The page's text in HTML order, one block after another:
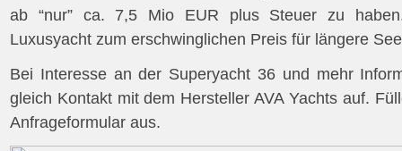
ab “nur” ca. 7,5 Mio EUR plus Steuer zu
Luxusyacht zum erschwinglichen Preis für längere
Bei Interesse an der Superyacht 36 und mehr
gleich Kontakt mit dem Hersteller AVA Yachts auf.
Anfrageformular aus.